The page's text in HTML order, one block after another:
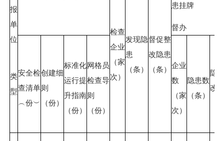
报
单
位
类
型
检查
企业
（家
次）
发现隐
患
（条）
督促整
改隐患
（条）
患挂牌
督办
安全检
查清单
︵份︶
创建细
则
（份）
标准化
运行提
升指南
（份）
网格员
检查导
则
（份）
企业
数
（家
次）
隐患数
（条）
隐
改